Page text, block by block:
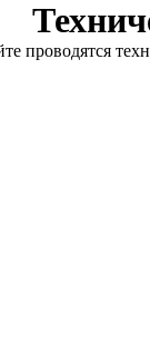
проводятся